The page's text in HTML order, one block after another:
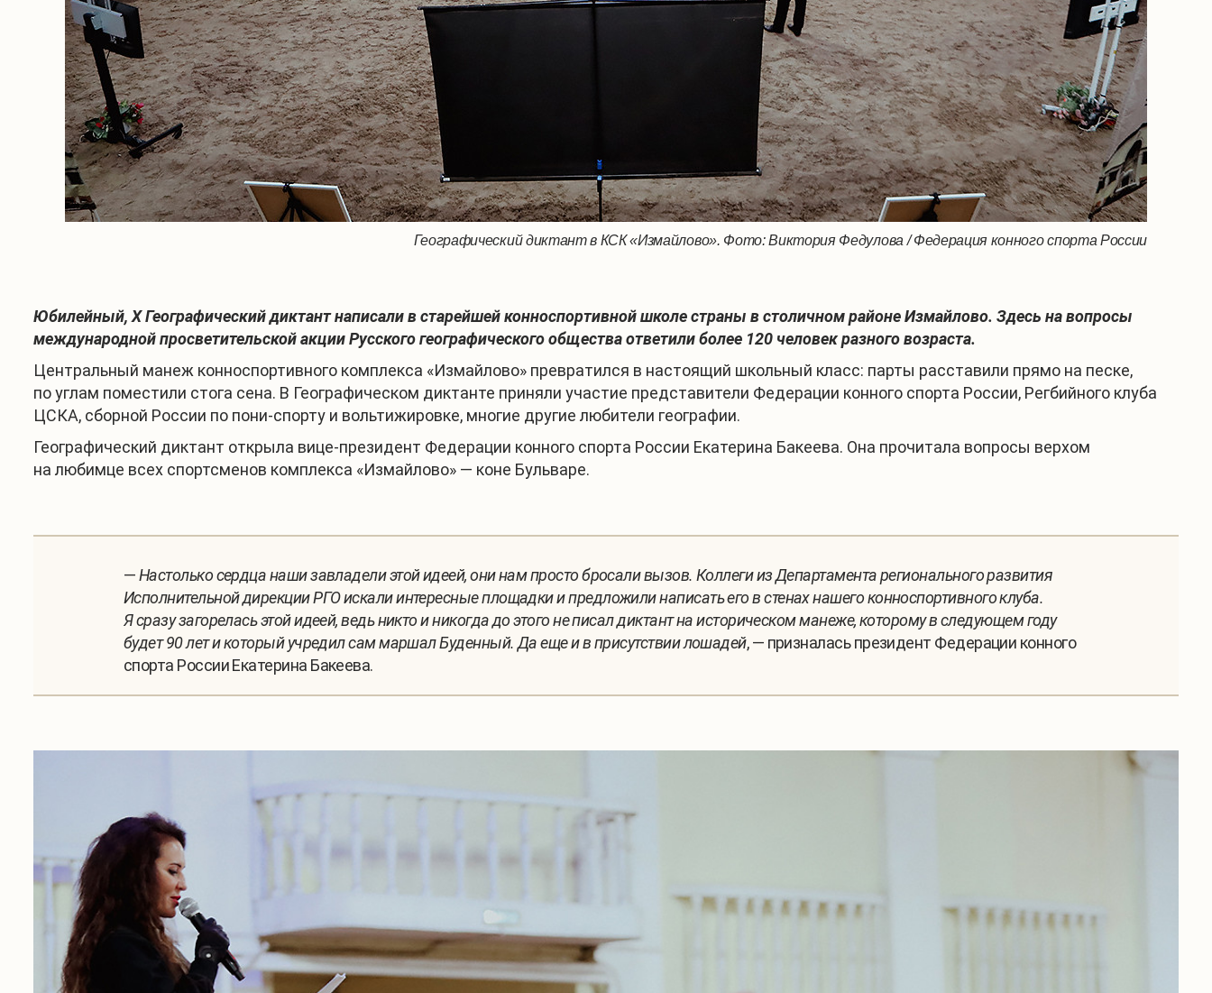
Географический диктант в КСК «Измайлово». Фото: Виктория Федулова / Федерация конного спорта России
Юбилейный, XГеографический диктант написали в старейшей конноспортивной школе страны в столичном районе Измайлово. Здесь на вопросы
международной просветительской акции Русского географического общества ответили более 120 человек разного возраста.
Центральный манеж конноспортивного комплекса «Измайлово» превратился в настоящий школьный класс: парты расставили прямо на песке,
по углам поместили стога сена. В Географическом диктанте приняли участие представители Федерации конного спорта России, Регбийного клуба
ЦСКА, сборной России по пони-спорту и вольтижировке, многие другие любители географии.
Географический диктант открыла вице-президент Федерации конного спорта России Екатерина Бакеева. Она прочитала вопросы верхом
на любимце всех спортсменов комплекса «Измайлово» — коне Бульваре.
—Настолько сердца наши завладели этой идеей, они нам просто бросали вызов. Коллеги из Департамента регионального развития
Исполнительной дирекции РГО искали интересные площадки и предложили написать его в стенах нашего конноспортивного клуба.
Я сразу загорелась этой идеей, ведь никто и никогда до этого не писал диктант на историческом манеже, которому в следующем году
будет 90 лет и который учредил сам маршал Буденный. Да еще и в присутствии лошадей, — призналась президент Федерации конного
спорта России Екатерина Бакеева.